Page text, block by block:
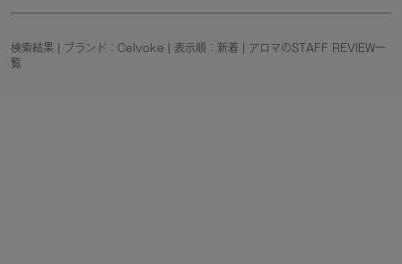
検索結果 | ブランド：Celvoke | 表示順：新着 | アロマのSTAFF REVIEW一
覧